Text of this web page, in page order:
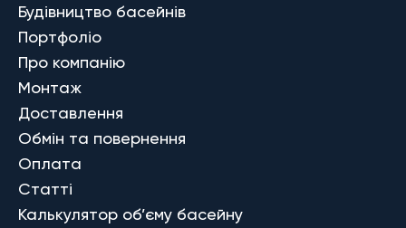
Будівництво басейнів
Портфоліо
Про компанію
Монтаж
Доставлення
Обмін та повернення
Оплата
Статті
Калькулятор об’єму басейну